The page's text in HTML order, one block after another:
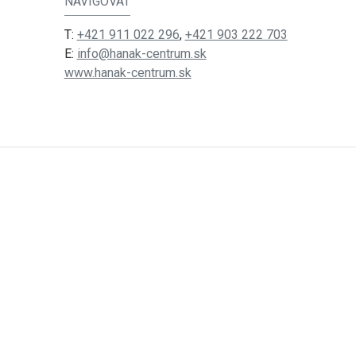
T: +421 911 022 296, +421 903 222 703
E: info@hanak-centrum.sk
www.hanak-centrum.sk
Další nabídka